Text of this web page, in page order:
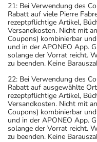
21: Bei Verwendung des
Rabatt auf viele Pierre
rezeptpflichtige Artikel,
Versandkosten. Nicht mit
Coupons) kombinierbar
und in der APONEO App.
solange der Vorrat reicht.
zu beenden. Keine
22: Bei Verwendung des
Rabatt auf ausgewählte
rezeptpflichtige Artikel,
Versandkosten. Nicht mit
Coupons) kombinierbar
und in der APONEO App.
solange der Vorrat reicht.
zu beenden. Keine